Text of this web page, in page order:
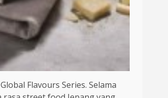
Flavours Series. Selama